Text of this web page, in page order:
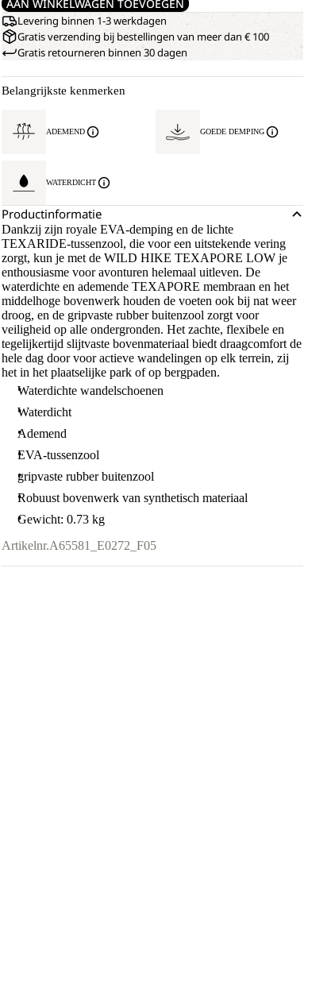
AAN WINKELWAGEN TOEVOEGEN
Levering binnen 1-3 werkdagen
Gratis verzending bij bestellingen van meer dan € 100
Gratis retourneren binnen 30 dagen
Belangrijkste kenmerken
ADEMEND GOEDE DEMPING
WATERDICHT
Productinformatie
Dankzij zijn royale EVA-demping en de lichte
TEXARIDE-tussenzool, die voor een uitstekende vering
zorgt, kun je met de WILD HIKE TEXAPORE LOW je
enthousiasme voor avonturen helemaal uitleven. De
waterdichte en ademende TEXAPORE membraan en het
middelhoge bovenwerk houden de voeten ook bij nat weer
droog, en de gripvaste rubber buitenzool zorgt voor
veiligheid op alle ondergronden. Het zachte, flexibele en
tegelijkertijd slijtvaste bovenmateriaal biedt draagcomfort de
hele dag door voor actieve wandelingen op elk terrein, zij
het in het plaatselijke park of op bergpaden.
Waterdichte wandelschoenen
Waterdicht
Ademend
EVA-tussenzool
gripvaste rubber buitenzool
Robuust bovenwerk van synthetisch materiaal
Gewicht: 0.73 kg
Artikelnr.A65581_E0272_F05